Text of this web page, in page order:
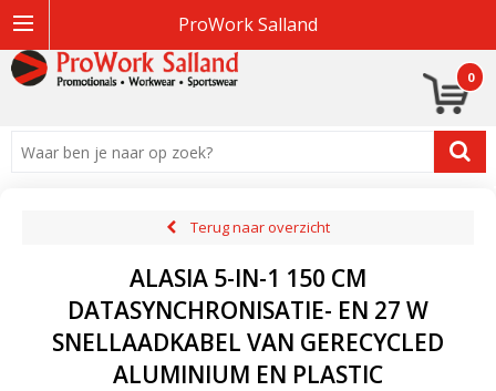
ProWork Salland
0
Terug naar overzicht
ALASIA 5-IN-1 150 CM
DATASYNCHRONISATIE- EN 27 W
SNELLAADKABEL VAN GERECYCLED
ALUMINIUM EN PLASTIC